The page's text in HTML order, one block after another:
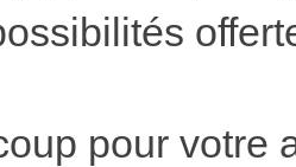
pour votre